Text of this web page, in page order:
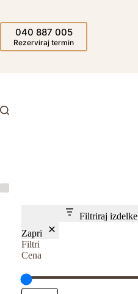
content040 887 005
Rezerviraj termin
Filtriraj izdelke
Zapri
Filtri
Cena